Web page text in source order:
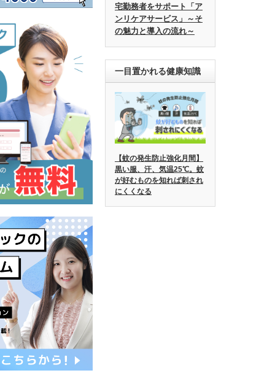
宅勤務者をサポート「ア
ンリケアサービス」～そ
の魅力と導入の流れ～
一目置かれる健康知識
【蚊の発生防止強化月間】
黒い服、汗、気温25℃。蚊
が好むものを知れば刺され
にくくなる